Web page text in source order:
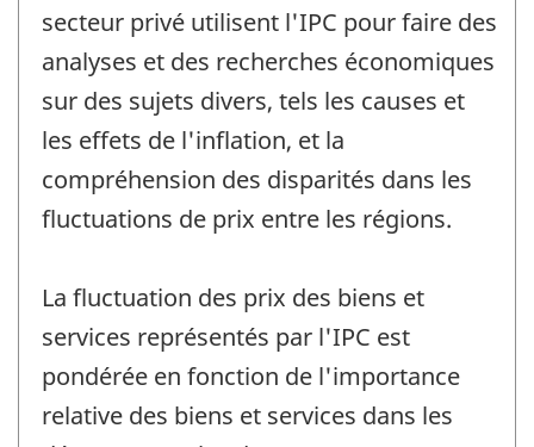
secteur privé utilisent l'IPC pour faire des
analyses et des recherches économiques
sur des sujets divers, tels les causes et
les effets de l'inflation, et la
compréhension des disparités dans les
fluctuations de prix entre les régions.
La fluctuation des prix des biens et
services représentés par l'IPC est
pondérée en fonction de l'importance
relative des biens et services dans les